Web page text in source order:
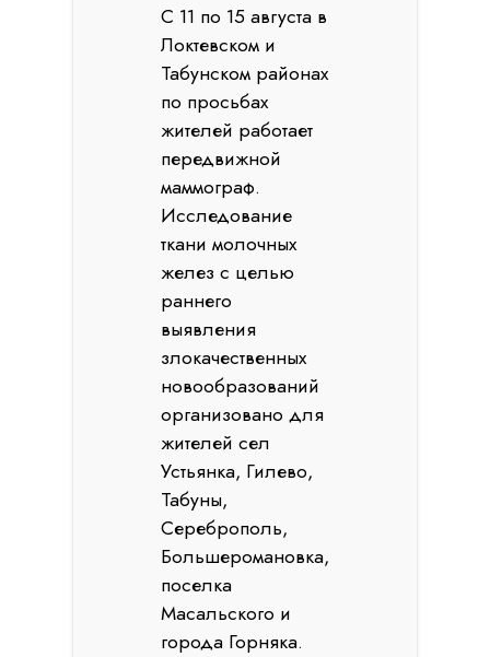
С 11 по 15 августа в
Локтевском и
Табунском районах
по просьбах
жителей работает
передвижной
маммограф.
Исследование
ткани молочных
желез с целью
раннего
выявления
злокачественных
новообразований
организовано для
жителей сел
Устьянка, Гилево,
Табуны,
Сереброполь,
Большеромановка,
поселка
Масальского и
города Горняка.